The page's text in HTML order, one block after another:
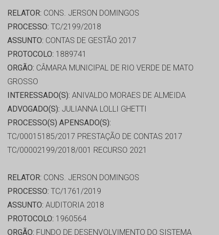
RELATOR: CONS. JERSON DOMINGOS
PROCESSO: TC/2199/2018
ASSUNTO: CONTAS DE GESTÃO 2017
PROTOCOLO: 1889741
ORGÃO: CÂMARA MUNICIPAL DE RIO VERDE DE MATO
GROSSO
INTERESSADO(S): ANIVALDO MORAES DE ALMEIDA
ADVOGADO(S): JULIANNA LOLLI GHETTI
PROCESSO(S) APENSADO(S):
TC/00015185/2017 PRESTAÇÃO DE CONTAS 2017
TC/00002199/2018/001 RECURSO 2021
RELATOR: CONS. JERSON DOMINGOS
PROCESSO: TC/1761/2019
ASSUNTO: AUDITORIA 2018
PROTOCOLO: 1960564
ORGÃO: FUNDO DE DESENVOLVIMENTO DO SISTEMA